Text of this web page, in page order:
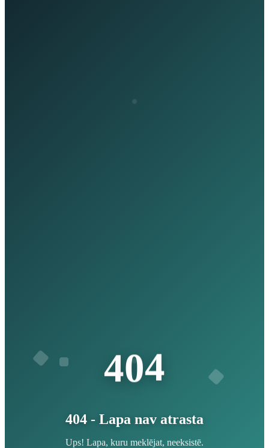
404
404 - Lapa nav atrasta
Ups! Lapa, kuru meklējat, neeksistē.